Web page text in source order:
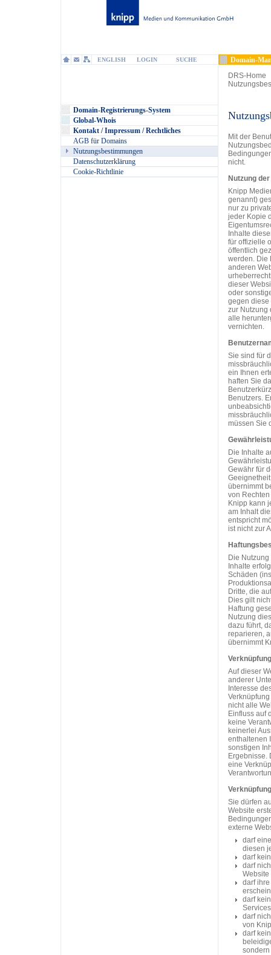
ENGLISH LOGIN SUCHE
Domain-
DRS-Home
Domain-Registrierungs-System
Global-Whois
Kontakt / Impressum / Rechtliches
AGB für Domains
Nutzungsbestimmungen
Datenschutzerklärung
Cookie-Richtlinie
Mit der
nicht.
Nutzung
Knipp
genannt)
nur zu
jeder Kopie
Inhalte
für offizielle
öffentlich
werden. Die
anderen
dieser
oder
gegen diese
zur Nutzung
alle
vernichten.
Sie sind für
ein Ihnen
haften Sie
Benutzers.
müssen Sie
Die Inhalte
Gewähr für
übernimmt
von
Knipp kann
am Inhalt
entspricht
ist nicht zur
Die
Inhalte
Schäden
Dritte, die
Dies gilt
Haftung
Nutzung
dazu führt,
reparieren,
übernimmt
Auf dieser
anderer
Interesse
nicht alle
Einfluss auf
keine
keinerlei
enthaltenen
sonstigen
Ergebnisse.
eine
Sie dürfen
Website
externe
darf
diesen
darf
darf
darf
darf
darf
von
darf